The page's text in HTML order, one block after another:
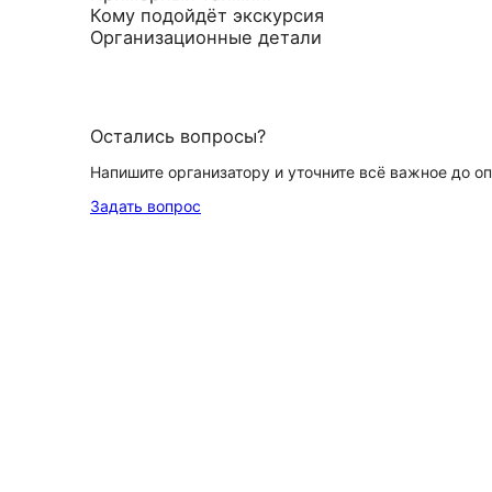
Кому подойдёт экскурсия
Организационные детали
Остались вопросы?
Напишите организатору и уточните всё важное до
Задать вопрос